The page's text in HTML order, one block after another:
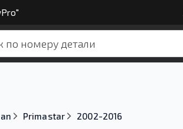
Primastar 2002-2016